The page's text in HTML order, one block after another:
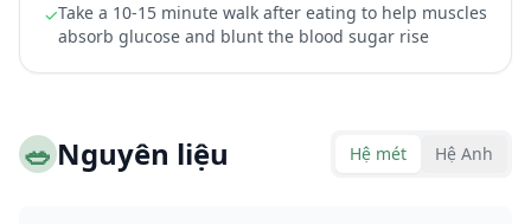
✓Take a 10-15 minute walk after eating to help muscles
absorb glucose and blunt the blood sugar rise
🥗Nguyên liệu Hệ mét Hệ Anh